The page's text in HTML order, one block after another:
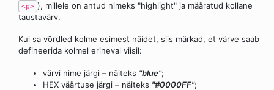
<p> ), millele on antud nimeks "highlight" ja määratud kollane
taustavärv.
Kui sa võrdled kolme esimest näidet, siis märkad, et värve saab
defineerida kolmel erineval viisil:
värvi nime järgi – näiteks "blue";
HEX väärtuse järgi – näiteks "#0000FF";